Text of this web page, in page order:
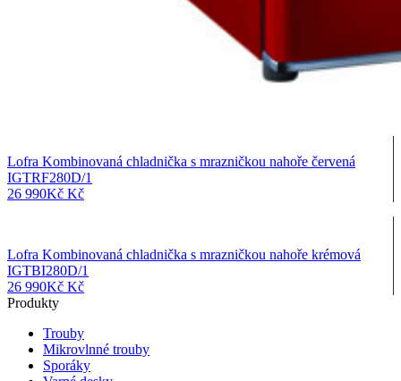
Lofra Kombinovaná chladnička s mrazničkou nahoře červená
IGTRF280D/1
26 990Kč Kč
Lofra Kombinovaná chladnička s mrazničkou nahoře krémová
IGTBI280D/1
26 990Kč Kč
Produkty
Trouby
Mikrovlnné trouby
Sporáky